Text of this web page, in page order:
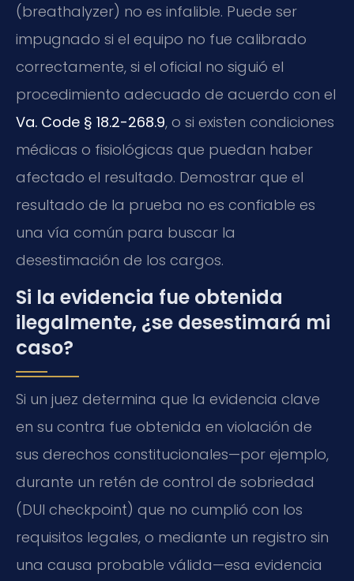
(breathalyzer) no es infalible. Puede ser
impugnado si el equipo no fue calibrado
correctamente, si el oficial no siguió el
procedimiento adecuado de acuerdo con el
Va. Code § 18.2-268.9, o si existen condiciones
médicas o fisiológicas que puedan haber
afectado el resultado. Demostrar que el
resultado de la prueba no es confiable es
una vía común para buscar la
desestimación de los cargos.
Si la evidencia fue obtenida
ilegalmente, ¿se desestimará mi
caso?
Si un juez determina que la evidencia clave
en su contra fue obtenida en violación de
sus derechos constitucionales—por ejemplo,
durante un retén de control de sobriedad
(DUI checkpoint) que no cumplió con los
requisitos legales, o mediante un registro sin
una causa probable válida—esa evidencia